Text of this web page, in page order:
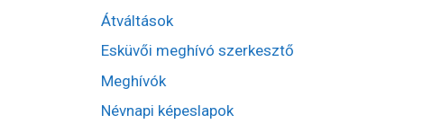
Átváltások
Esküvői meghívó szerkesztő
Meghívók
Névnapi képeslapok